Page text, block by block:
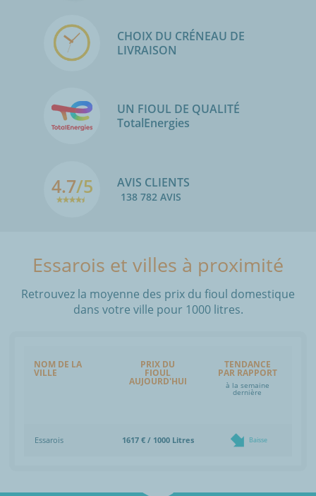
CHOIX DU CRÉNEAU DE
LIVRAISON
UN FIOUL DE QUALITÉ
TotalEnergies
4.7/5 AVIS CLIENTS
138 782 AVIS
Essarois et villes à proximité
Retrouvez la moyenne des prix du fioul domestique
dans votre ville pour 1000 litres.
NOM DE LA
VILLE
PRIX DU
FIOUL
AUJOURD'HUI
TENDANCE
PAR RAPPORT
à la semaine
dernière
Essarois 1617 € / 1000 Litres Baisse